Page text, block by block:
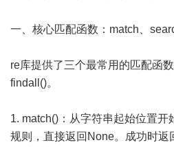
一、核心匹配函数：match、
re库提供了三个最常用的匹配函
findall()。
1. match()：从字符串起始位置开
规则，直接返回None。成功时返